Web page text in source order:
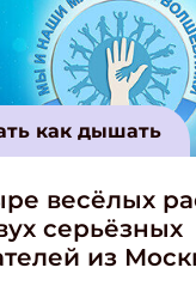
как дышать
весёлых
серьёзных
из